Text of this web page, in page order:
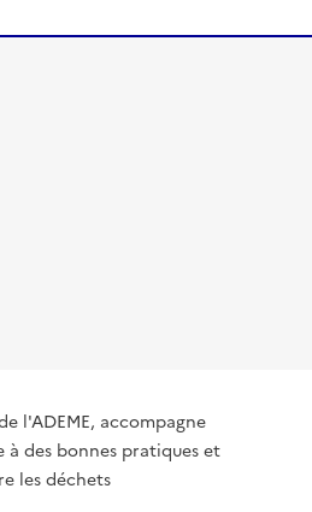
l'ADEME, accompagne
des bonnes pratiques et
les déchets